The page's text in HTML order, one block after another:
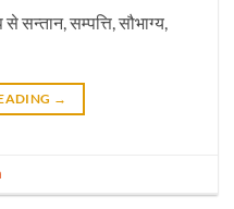
सन्तान, सम्पत्ति, सौभाग्य,
→